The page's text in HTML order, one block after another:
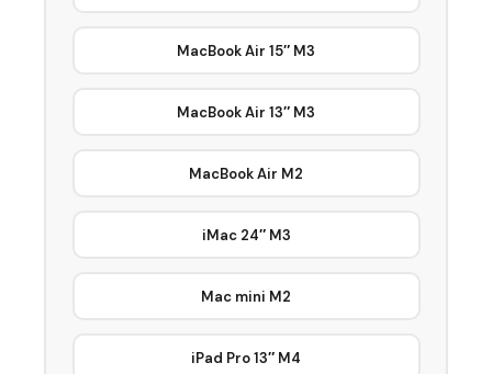
MacBook Air 15″ M3
MacBook Air 13″ M3
MacBook Air M2
iMac 24″ M3
Mac mini M2
iPad Pro 13″ M4